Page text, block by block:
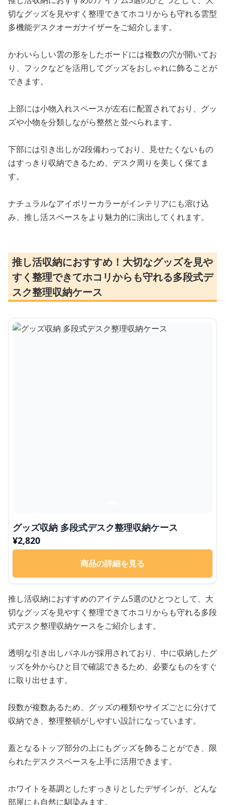
切なグッズを見やすく整理できてホコリからも守れる雲型
多機能デスクオーガナイザーをご紹介します。
かわいらしい雲の形をしたボードには複数の穴が開いてお
り、フックなどを活用してグッズをおしゃれに飾ることが
できます。
上部には小物入れスペースが左右に配置されており、グッ
ズや小物を分類しながら整然と並べられます。
下部には引き出しが2段備わっており、見せたくないもの
はすっきり収納できるため、デスク周りを美しく保てま
す。
ナチュラルなアイボリーカラーがインテリアにも溶け込
み、推し活スペースをより魅力的に演出してくれます。
推し活収納におすすめ！大切なグッズを見や
すく整理できてホコリからも守れる多段式デ
スク整理収納ケース
グッズ収納 多段式デスク整理収納ケース
¥2,820
商品の詳細を見る
推し活収納におすすめのアイテム5選のひとつとして、大
切なグッズを見やすく整理できてホコリからも守れる多段
式デスク整理収納ケースをご紹介します。
透明な引き出しパネルが採用されており、中に収納したグ
ッズを外からひと目で確認できるため、必要なものをすぐ
に取り出せます。
段数が複数あるため、グッズの種類やサイズごとに分けて
収納でき、整理整頓がしやすい設計になっています。
蓋となるトップ部分の上にもグッズを飾ることができ、限
られたデスクスペースを上手に活用できます。
ホワイトを基調としたすっきりとしたデザインが、どんな
部屋にも自然に馴染みます。